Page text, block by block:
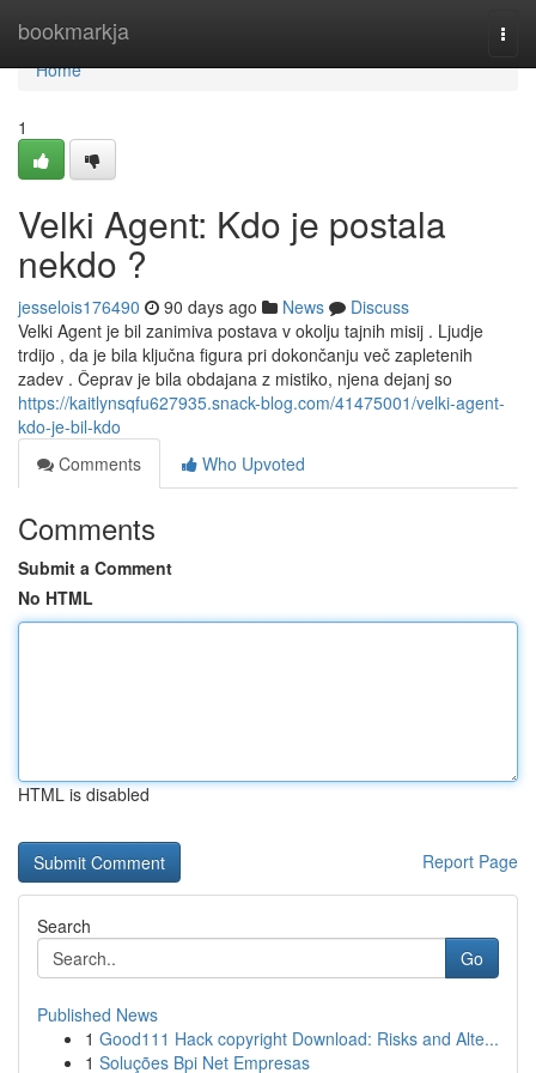
bookmarkja
Home
Home
1
Velki Agent: Kdo je postala
nekdo ?
jesselois176490 90 days ago News
Discuss
Velki Agent je bil zanimiva postava v okolju tajnih misij . Ljudje
trdijo , da je bila ključna figura pri dokončanju več zapletenih
zadev . Čeprav je bila obdajana z mistiko, njena dejanj so
https://kaitlynsqfu627935.snack-blog.com/41475001/velki-agent-
kdo-je-bil-kdo
Comments
Who Upvoted
Comments
Submit a Comment
No HTML
HTML is disabled
Report Page
Search
Go
Published News
1 Good111 Hack copyright Download: Risks and Alte...
1 Soluções Bpi Net Empresas